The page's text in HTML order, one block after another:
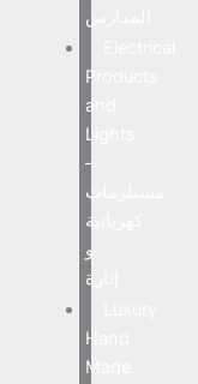
المدارس
Products
and
Lights
–
مستلزمات
كهربائية
و
إنارة
Hand
Made